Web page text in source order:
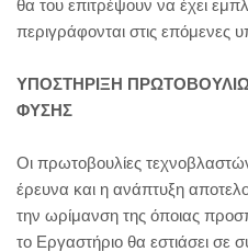
θα του επιτρέψουν να έχει
περιγράφονται στις επόμενες
ΥΠΟΣΤΗΡΙΞΗ
ΦΥΣΗΣ
Οι πρωτοβουλίες
έρευνα και η ανάπτυξη
την ωρίμανση της όποιας
το Εργαστήριο θα εστιάσει σε